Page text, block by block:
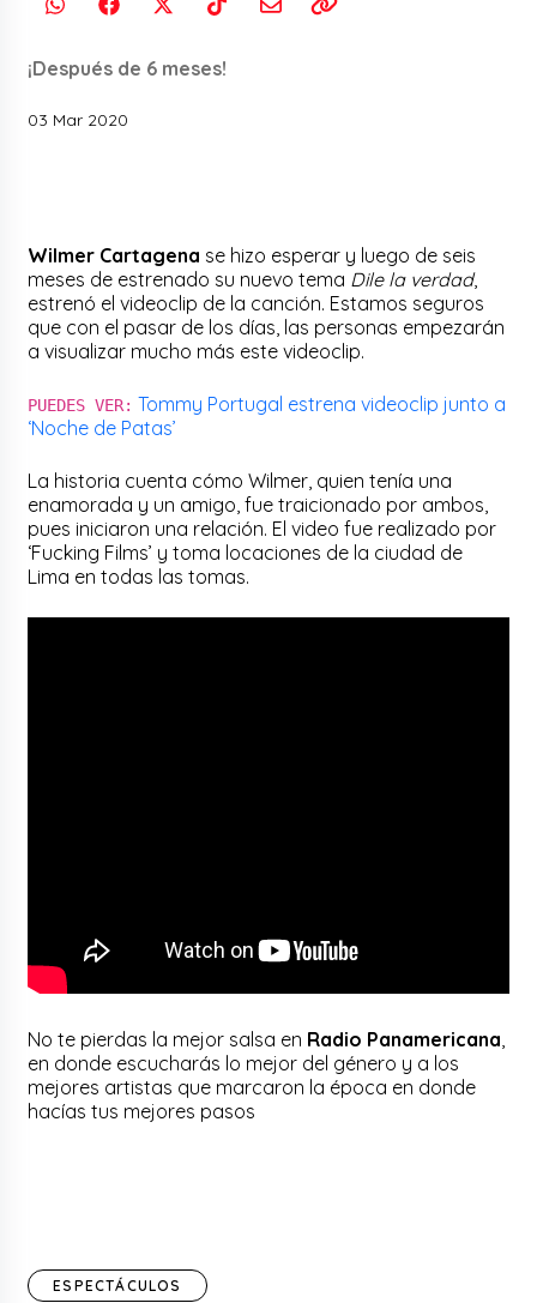
¡Después de 6 meses!
03 Mar 2020
Wilmer Cartagena se hizo esperar y luego de seis
meses de estrenado su nuevo tema Dile la verdad,
estrenó el videoclip de la canción. Estamos seguros
que con el pasar de los días, las personas empezarán
a visualizar mucho más este videoclip.
PUEDES VER: Tommy Portugal estrena videoclip junto a
‘Noche de Patas’
La historia cuenta cómo Wilmer, quien tenía una
enamorada y un amigo, fue traicionado por ambos,
pues iniciaron una relación. El video fue realizado por
‘Fucking Films’ y toma locaciones de la ciudad de
Lima en todas las tomas.
No te pierdas la mejor salsa en Radio Panamericana
en donde escucharás lo mejor del género y a los
mejores artistas que marcaron la época en donde
hacías tus mejores pasos
ESPECTÁCULOS